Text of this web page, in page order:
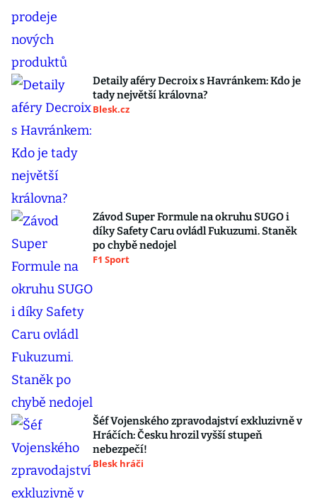
Detaily aféry Decroix s Havránkem: Kdo je
tady největší královna?
Blesk.cz
Závod Super Formule na okruhu SUGO i
díky Safety Caru ovládl Fukuzumi. Staněk
po chybě nedojel
F1 Sport
Šéf Vojenského zpravodajství exkluzivně v
Hráčích: Česku hrozil vyšší stupeň
nebezpečí!
Blesk hráči